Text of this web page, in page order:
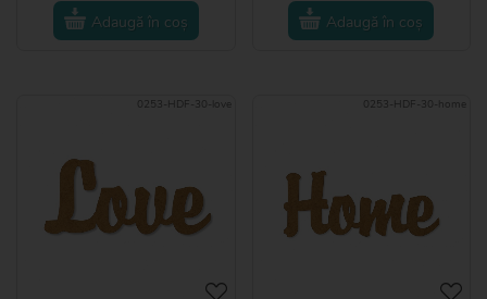
Adaugă în coș Adaugă în coș
0253-HDF-30-love 0253-HDF-30-home